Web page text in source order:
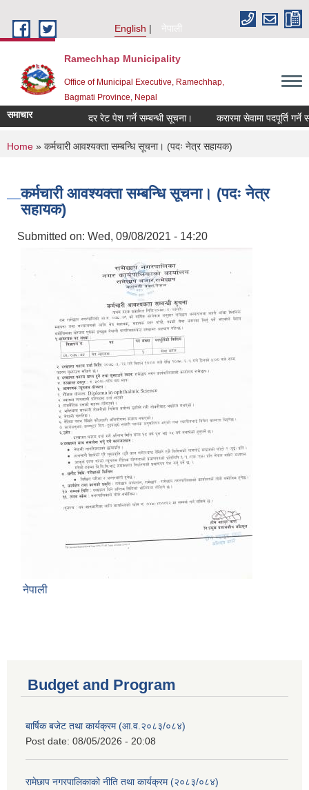
English
नेपाली
Ramechhap Municipality
Office of Municipal Executive, Ramechhap,
Bagmati Province, Nepal
समाचार दर रेट पेश गर्ने सम्बन्धी सूचना। करारमा सेवामा पदपूर्ति गर्ने
You are here
Home » कर्मचारी आवश्यक्ता सम्बन्धि सूचना। (पदः नेत्र सहायक)
कर्मचारी आवश्यक्ता सम्बन्धि सूचना। (पदः नेत्र
सहायक)
Submitted on: Wed, 09/08/2021 - 14:20
नेपाली
Budget and Program
बार्षिक बजेट तथा कार्यक्रम (आ.व.२०८३/०८४)
Post date: 08/05/2026 - 20:08
रामेछाप नगरपालिकाको नीति तथा कार्यक्रम (२०८३/०८४)